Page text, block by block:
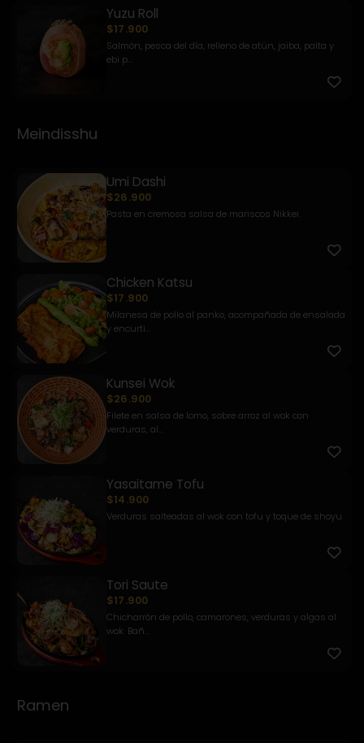
Yuzu Roll
$17.900
Salmón, pesca del día, relleno de atún, jaiba, palta y
ebi p...
Meindisshu
Umi Dashi
$26.900
Pasta en cremosa salsa de mariscos Nikkei.
Chicken Katsu
$17.900
Milanesa de pollo al panko, acompañada de ensalada
y encurti...
Kunsei Wok
$26.900
Filete en salsa de lomo, sobre arroz al wok con
verduras, al...
Yasaitame Tofu
$14.900
Verduras salteadas al wok con tofu y toque de shoyu
Tori Saute
$17.900
Chicharrón de pollo, camarones, verduras y algas al
wok. Bañ...
Ramen